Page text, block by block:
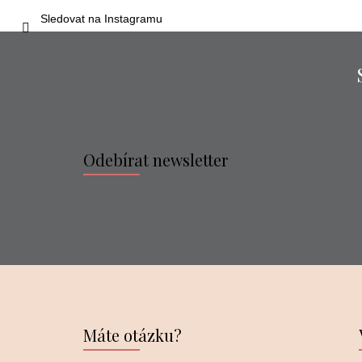
Sledovat na Instagramu
Odebírat newsletter
Máte otázku?